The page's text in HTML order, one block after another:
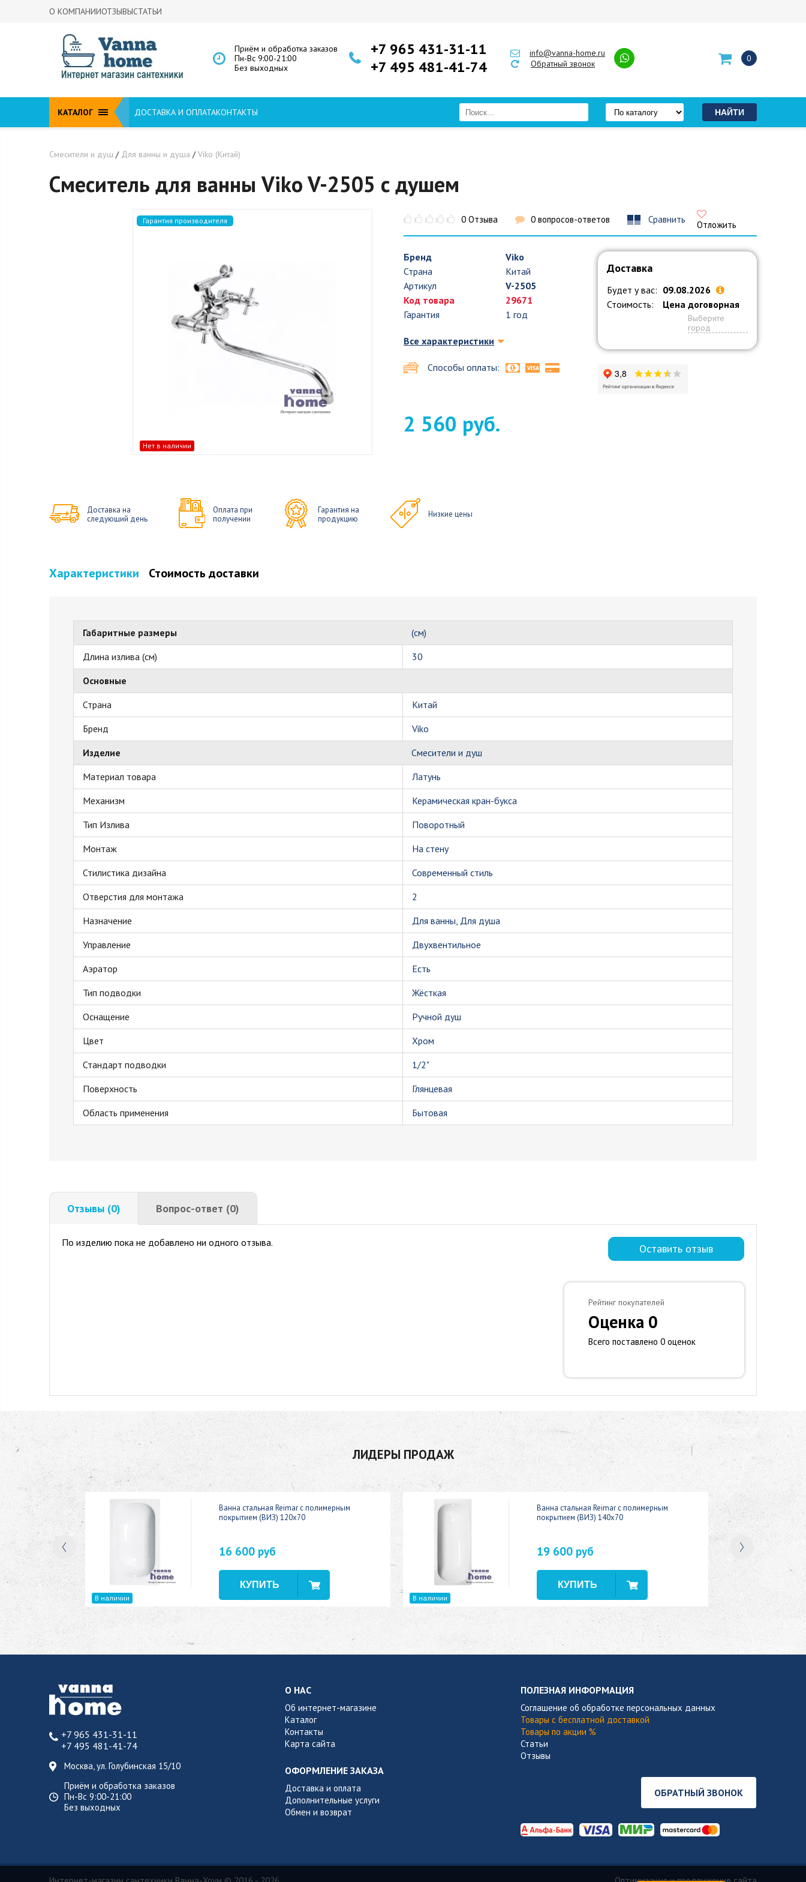
О КОМПАНИИОТЗЫВЫСТАТЬИ
Приём и обработка заказов
Пн-Вс 9:00-21:00
Без выходных
+7 965 431-31-11
+7 495 481-41-74
info@vanna-home.ru
Обратный звонок
0
КАТАЛОГ ДОСТАВКА И ОПЛАТАКОНТАКТЫ
Смесители и душ / Для ванны и душа /Viko (Китай)
Смеситель для ванны Viko V-2505 с душем
Гарантия производителя
Нет в наличии
0 Отзыва 0 вопросов-ответов Сравнить Отложить
Бренд
Viko
Страна
Китай
Артикул
V-2505
Код товара
29671
Гарантия
1 год
Все характеристики
Способы оплаты:
Доставка
Будет у вас: 09.08.2026
Стоимость:
Цена договорная
Выберите
город
2 560 руб.
Доставка на
следующий день
Оплата при
получении
Гарантия на
продукцию
Низкие цены
Характеристики Стоимость доставки
Габаритные размеры
(см)
Длина излива (см)
30
Основные
Страна
Китай
Бренд
Viko
Изделие
Смесители и душ
Материал товара
Латунь
Механизм
Керамическая кран-букса
Тип Излива
Поворотный
Монтаж
На стену
Стилистика дизайна
Современный стиль
Отверстия для монтажа
2
Назначение
Для ванны, Для душа
Управление
Двухвентильное
Аэратор
Есть
Тип подводки
Жёсткая
Оснащение
Ручной душ
Цвет
Хром
Стандарт подводки
1/2"
Поверхность
Глянцевая
Область применения
Бытовая
Отзывы (0) Вопрос-ответ (0)
По изделию пока не добавлено ни одного отзыва. Оставить отзыв
Рейтинг покупателей
Оценка 0
Всего поставлено 0 оценок
ЛИДЕРЫ ПРОДАЖ
150x70
В наличии
Ванна стальная Reimar с полимерным
покрытием (ВИЗ) 120x70
16 600 руб
В наличии
Ванна стальная Reimar с полимерным
покрытием (ВИЗ) 140x70
19 600 руб
+7 965 431-31-11
+7 495 481-41-74
Москва, ул. Голубинская 15/10
Приём и обработка заказов
Пн-Вс 9:00-21:00
Без выходных
О НАС
Об интернет-магазине
Каталог
Контакты
Карта сайта
ОФОРМЛЕНИЕ ЗАКАЗА
Доставка и оплата
Дополнительные услуги
Обмен и возврат
ПОЛЕЗНАЯ ИНФОРМАЦИЯ
Соглашение об обработке персональных данных
Товары с бесплатной доставкой
Товары по акции %
Статьи
Отзывы
ОБРАТНЫЙ ЗВОНОК